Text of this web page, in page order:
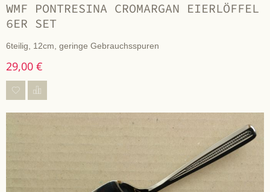
WMF PONTRESINA CROMARGAN EIERLÖFFEL
6ER SET
6teilig, 12cm, geringe Gebrauchsspuren
29,00 €